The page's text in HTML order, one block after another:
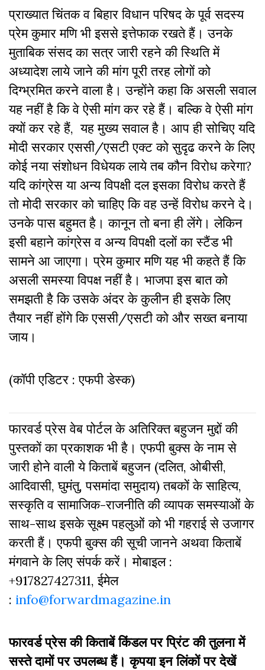
प्राख्यात चिंतक व बिहार विधान परिषद के पूर्व सदस्य
प्रेम कुमार मणि भी इससे इत्तेफाक रखते हैं। उनके
मुताबिक संसद का सत्र जारी रहने की स्थिति में
अध्यादेश लाये जाने की मांग पूरी तरह लोगों को
दिग्भ्रमित करने वाला है। उन्हाेंने कहा कि असली सवाल
यह नहीं है कि वे ऐसी मांग कर रहे हैं। बल्कि वे ऐसी मांग
क्यों कर रहे हैं, यह मुख्य सवाल है। आप ही सोचिए यदि
मोदी सरकार एससी/एसटी एक्ट को सुदृढ करने के लिए
कोई नया संशोधन विधेयक लाये तब कौन विरोध करेगा?
यदि कांग्रेस या अन्य विपक्षी दल इसका विरोध करते हैं
तो मोदी सरकार को चाहिए कि वह उन्हें विरोध करने दे।
उनके पास बहुमत है। कानून तो बना ही लेंगे। लेकिन
इसी बहाने कांग्रेस व अन्य विपक्षी दलों का स्टैंड भी
सामने आ जाएगा। प्रेम कुमार मणि यह भी कहते हैं कि
असली समस्या विपक्ष नहीं है। भाजपा इस बात को
समझती है कि उसके अंदर के कुलीन ही इसके लिए
तैयार नहीं होंगे कि एससी/एसटी को और सख्त बनाया
जाय।
(कॉपी एडिटर : एफपी डेस्क)
फारवर्ड प्रेस वेब पोर्टल के अतिरिक्‍त बहुजन मुद्दों की
पुस्‍तकों का प्रकाशक भी है। एफपी बुक्‍स के नाम से
जारी होने वाली ये किताबें बहुजन (दलित, ओबीसी,
आदिवासी, घुमंतु, पसमांदा समुदाय) तबकों के साहित्‍य,
सस्‍क‍ृति व सामाजिक-राजनीति की व्‍यापक समस्‍याओं के
साथ-साथ इसके सूक्ष्म पहलुओं को भी गहराई से उजागर
करती हैं। एफपी बुक्‍स की सूची जानने अथवा किताबें
मंगवाने के लिए संपर्क करें। मोबाइल :
+917827427311, ईमेल
: info@forwardmagazine.in
फारवर्ड प्रेस की किताबें किंडल पर प्रिंट की तुलना में
सस्ते दामों पर उपलब्ध हैं। कृपया इन लिंकों पर देखें